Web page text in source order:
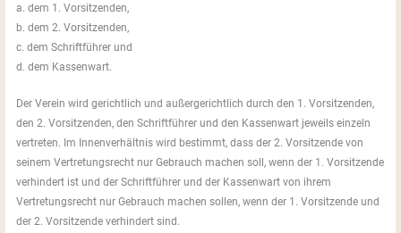
a. dem 1. Vorsitzenden,
b. dem 2. Vorsitzenden,
c. dem Schriftführer und
d. dem Kassenwart.
Der Verein wird gerichtlich und außergerichtlich durch den 1. Vorsitzenden,
den 2. Vorsitzenden, den Schriftführer und den Kassenwart jeweils einzeln
vertreten. Im Innenverhältnis wird bestimmt, dass der 2. Vorsitzende von
seinem Vertretungsrecht nur Gebrauch machen soll, wenn der 1. Vorsitzende
verhindert ist und der Schriftführer und der Kassenwart von ihrem
Vertretungsrecht nur Gebrauch machen sollen, wenn der 1. Vorsitzende und
der 2. Vorsitzende verhindert sind.